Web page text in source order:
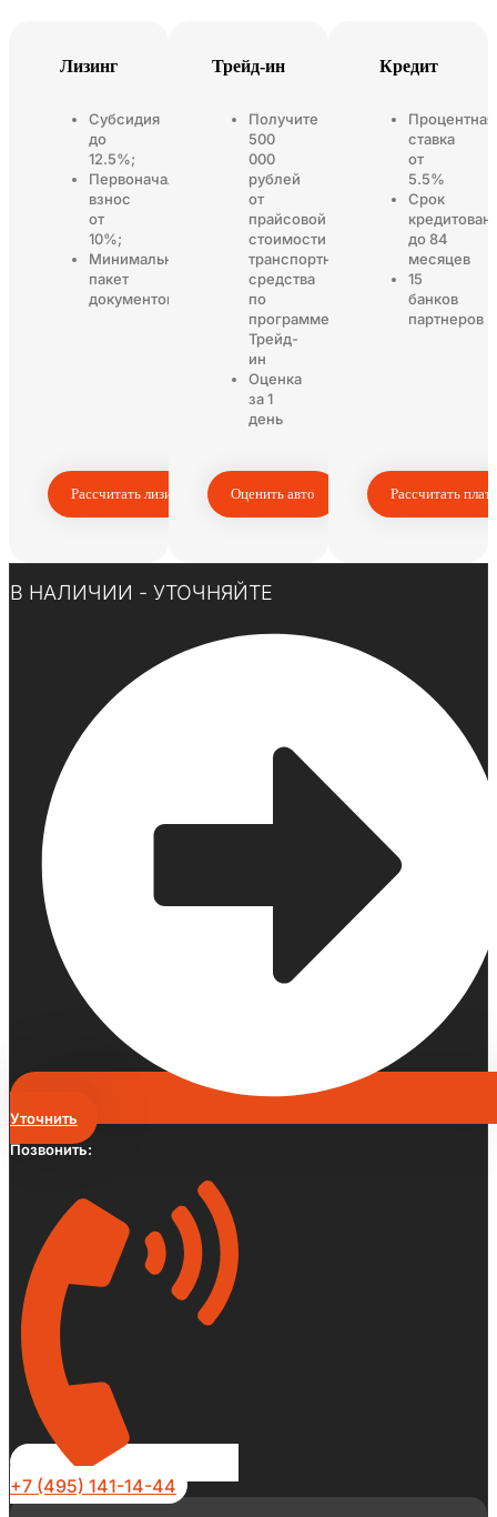
Лизинг
Субсидия
до
12.5%;
Первоначальный
взнос
от
10%;
Минимальный
пакет
документов
Рассчитать лизинг
Трейд-ин
Получите
500
000
рублей
от
прайсовой
стоимости
транспортного
средства
по
программе
Трейд-
ин
Оценка
за 1
день
Оценить авто
Кредит
Процентная
ставка
от
5.5%
Срок
до 84
месяцев
15
банков
партнеров
Рассчитать
В НАЛИЧИИ - УТОЧНЯЙТЕ
Уточнить
Позвонить:
+7 (495) 141-14-44